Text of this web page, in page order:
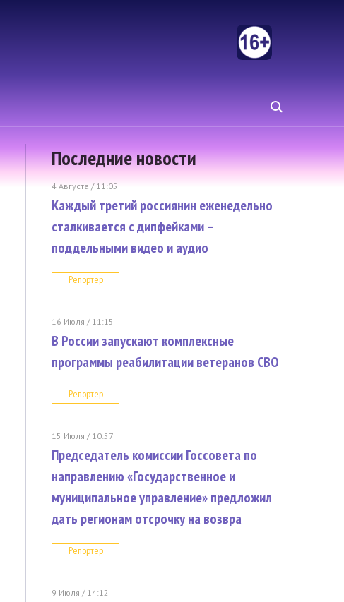
Последние новости
4 Августа / 11:05
Каждый третий россиянин еженедельно
сталкивается с дипфейками –
поддельными видео и аудио
Репортер
16 Июля / 11:15
В России запускают комплексные
программы реабилитации ветеранов СВО
Репортер
15 Июля / 10:57
Председатель комиссии Госсовета по
направлению «Государственное и
муниципальное управление» предложил
дать регионам отсрочку на возвра
Репортер
9 Июля / 14:12